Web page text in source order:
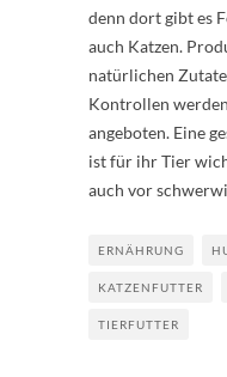
denn dort gibt es
auch Katzen.
natürlichen
Kontrollen
angeboten. Eine
ist für ihr Tier
auch vor
ERNÄHRUNG
KATZENFUTTER
TIERFUTTER